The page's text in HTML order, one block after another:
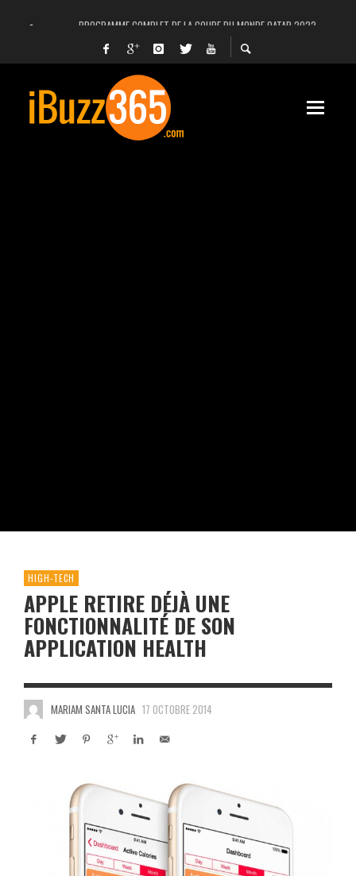
PROGRAMME COMPLET DE LA COUPE DU MONDE QATAR 2022
FACEBOOK, INSTAGRAM ET WHATSAPP HORS SERVICE! EST-CE UNE CYBER-
UNE VIDÉO 4K MONTRE LA PLANÈTE MARS EN ULTRA-HAUTE DÉFINITION
LANCEMENT DU PREMIER VOL HABITÉ DE SPACEX
DÉCÈS DE L’EX-PRÉSIDENT ZINE EL ABIDINE BEN ALI, SERA-T-IL ENTERRÉ EN
HIGH-TECH
APPLE RETIRE DÉJÀ UNE
FONCTIONNALITÉ DE SON
APPLICATION HEALTH
MARIAM SANTA LUCIA 17 OCTOBRE 2014